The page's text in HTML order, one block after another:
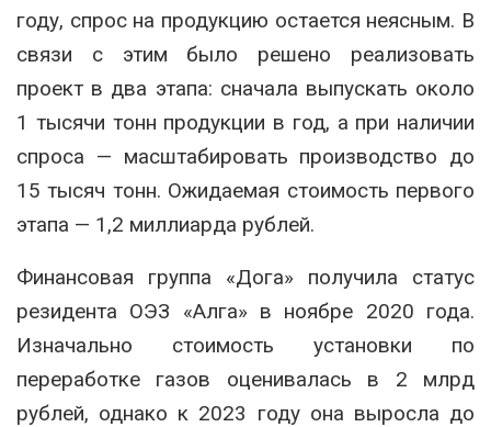
году, спрос на продукцию остается неясным. В
связи с этим было решено реализовать
проект в два этапа: сначала выпускать около
1 тысячи тонн продукции в год, а при наличии
спроса — масштабировать производство до
15 тысяч тонн. Ожидаемая стоимость первого
этапа — 1,2 миллиарда рублей.
Финансовая группа «Дога» получила статус
резидента ОЭЗ «Алга» в ноябре 2020 года.
Изначально стоимость установки по
переработке газов оценивалась в 2 млрд
рублей, однако к 2023 году она выросла до